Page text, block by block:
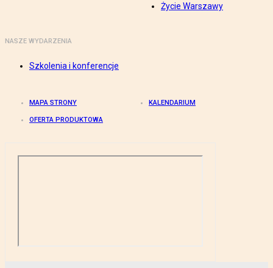
Życie Warszawy
NASZE WYDARZENIA
Szkolenia i konferencje
MAPA STRONY KALENDARIUM
OFERTA PRODUKTOWA